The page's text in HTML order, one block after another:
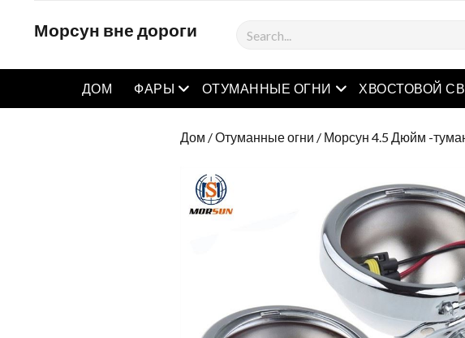
Морсун вне дороги Поиск
ДОМ ФАРЫ Открытое меню
ОТУМАННЫЕ ОГНИ Открытое меню
ХВОСТОВОЙ
Дом /Отуманные огни / Морсун 4.5 Дюйм -